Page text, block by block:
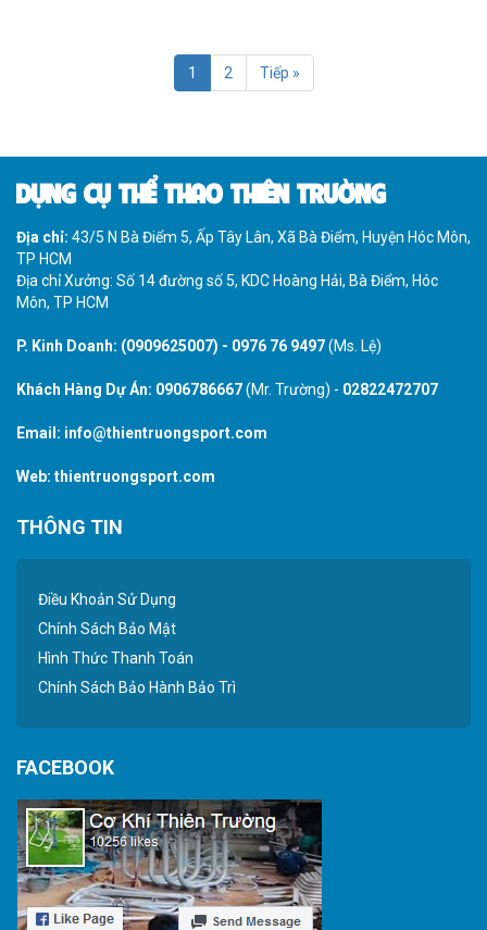
1 2 Tiếp »
DỤNG CỤ THỂ THAO THIÊN TRƯỜNG
Địa chỉ: 43/5 N Bà Điểm 5, Ấp Tây Lân, Xã Bà Điểm, Huyện Hóc Môn,
TP HCM
Địa chỉ Xưởng: Số 14 đường số 5, KDC Hoàng Hải, Bà Điểm, Hóc
Môn, TP HCM
P. Kinh Doanh: (0909625007) - 0976 76 9497(Ms. Lệ)
Khách Hàng Dự Án: 0906786667(Mr. Trường) - 02822472707
Email: info@thientruongsport.com
Web: thientruongsport.com
THÔNG TIN
Điều Khoản Sử Dụng
Chính Sách Bảo Mật
Hình Thức Thanh Toán
Chính Sách Bảo Hành Bảo Trì
FACEBOOK